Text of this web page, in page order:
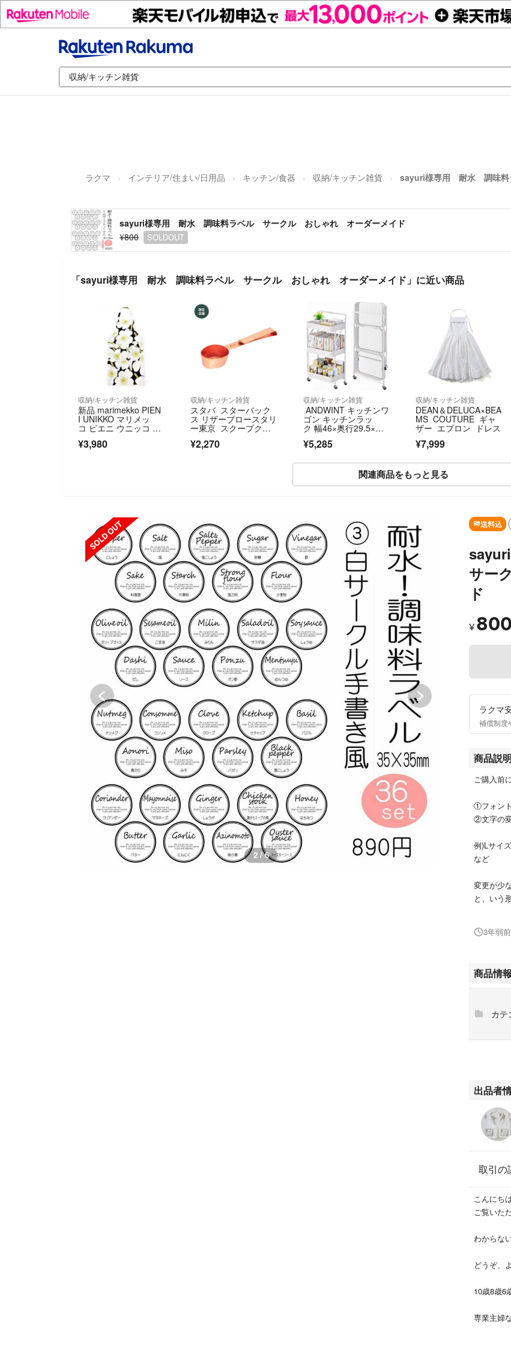
ラクマ インテリア/住まい/日用品 キッチン/食器 収納/キッチン雑貨 sayuri様専用 耐水 調味料
sayuri様専用 耐水 調味料ラベル サークル おしゃれ オーダーメイド
¥800
SOLDOUT
「sayuri様専用 耐水 調味料ラベル サークル おしゃれ オーダーメイド」に近い商品
収納/キッチン雑貨
新品 marimekko PIEN
I UNIKKO マリメッ
コ ピエニ ウニッコ エ
プロン ブラック
¥3,980
収納/キッチン雑貨
スタバ スターバック
ス リザーブロースタリ
ー東京 スクープクリ
ップ カッパー
¥2,270
収納/キッチン雑貨
ANDWINT キッチンワ
ゴン キッチンラッ
ク 幅46×奥行29.5×高
さ87cm キャスター付
き 収納ワゴン 3段
¥5,285
収納/キッチン雑貨
DEAN＆DELUCA×BEA
MS COUTURE ギャ
ザー エプロン ドレス
¥7,999
関連商品をもっと見る
SOLD OUT
2 / 6
送料込
サー
ド
¥ 800
ラクマ
補償制度
商品説明
ご購入前
①フォン
②文字の
例)Lサイ
など
変更が少
と、いう
ート
サイズ 直
36枚定型
麦粉 オ
スープの
ー にん
ナツメ
ル めん
り 青じそ
ス 味噌
酢
★文字の
★新規サ
能）
屋外&屋
3年弱前
商品情報
カテ
出品者
取引の
こんにち
ご覧いた
わからな
どうぞ、
10歳8歳6
専業主婦
ります